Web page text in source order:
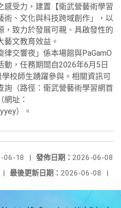
感受力，建置【衛武營藝術學習
術、文化與科技跨域創作」，以
，致力於發展可親、具啟發性的
藝文教育效益。
交響夜」係本場館與PaGamO
動，任務期間自2026年6月5日
校師生踴躍參與。相關資訊可
詢（路徑：衛武營藝術學習網首
址：
）。
發佈日期： 2026-06-08
06-18
|
最後更新日期： 2026-06-08 |
|